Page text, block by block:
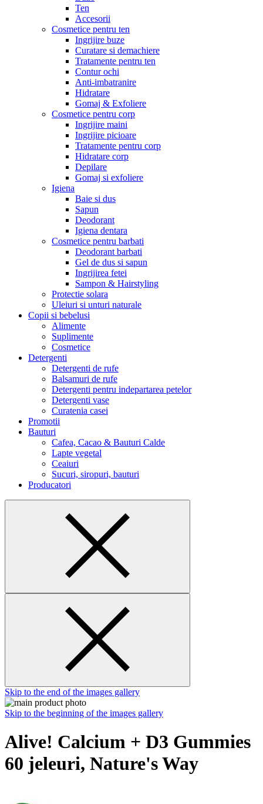
Ten
Accesorii
Cosmetice pentru ten
Ingrijire buze
Curatare si demachiere
Tratamente pentru ten
Contur ochi
Anti-imbatranire
Hidratare
Gomaj & Exfoliere
Cosmetice pentru corp
Ingrijire maini
Ingrijire picioare
Tratamente pentru corp
Hidratare corp
Depilare
Gomaj si exfoliere
Igiena
Baie si dus
Sapun
Deodorant
Igiena dentara
Cosmetice pentru barbati
Deodorant barbati
Gel de dus si sapun
Ingrijirea fetei
Sampon & Hairstyling
Protectie solara
Uleiuri si unturi naturale
Copii si bebelusi
Alimente
Suplimente
Cosmetice
Detergenti
Detergenti de rufe
Balsamuri de rufe
Detergenti pentru indepartarea petelor
Detergenti vase
Curatenia casei
Promotii
Bauturi
Cafea, Cacao & Bauturi Calde
Lapte vegetal
Ceaiuri
Sucuri, siropuri, bauturi
Producatori
Skip to the end of the images gallery
Skip to the beginning of the images gallery
Alive! Calcium + D3 Gummies
60 jeleuri, Nature's Way